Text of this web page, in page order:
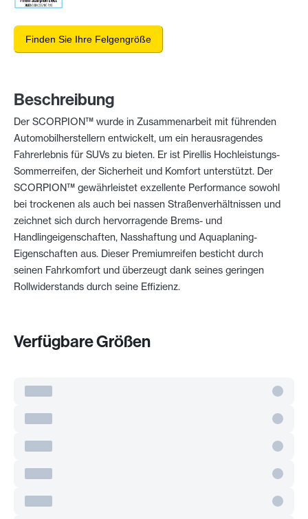
Finden Sie Ihre Felgengröße
Beschreibung
Der SCORPION™ wurde in Zusammenarbeit mit führenden
Automobilherstellern entwickelt, um ein herausragendes
Fahrerlebnis für SUVs zu bieten. Er ist Pirellis Hochleistungs-
Sommerreifen, der Sicherheit und Komfort unterstützt. Der
SCORPION™ gewährleistet exzellente Performance sowohl
bei trockenen als auch bei nassen Straßenverhältnissen und
zeichnet sich durch hervorragende Brems- und
Handlingeigenschaften, Nasshaftung und Aquaplaning-
Eigenschaften aus. Dieser Premiumreifen besticht durch
seinen Fahrkomfort und überzeugt dank seines geringen
Rollwiderstands durch seine Effizienz.
Verfügbare Größen